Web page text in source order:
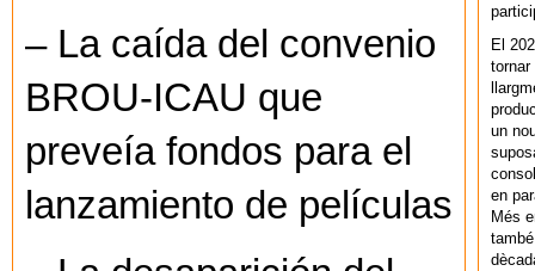
– La caída del convenio
BROU-ICAU que
preveía fondos para el
lanzamiento de películas
El
un
en
Més